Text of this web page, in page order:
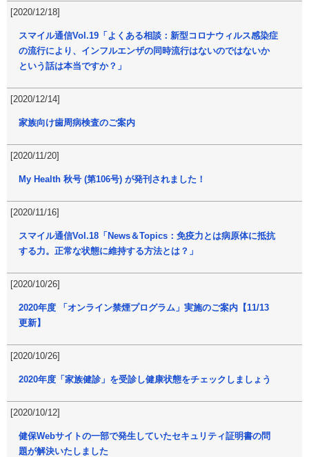
[2020/12/18]
スマイル通信Vol.19「よくある相談：新型コロナウィルス感染症
の流行により、インフルエンザの同時流行はないのではないか
という話は本当ですか？」
[2020/12/14]
家族向け歯周病検査のご案内
[2020/11/20]
My Health 秋号 (第106号) が発刊されました！
[2020/11/16]
スマイル通信Vol.18「News＆Topics：免疫力とは病原体に抵抗
する力。正常な状態に維持する方法とは？」
[2020/10/26]
2020年度 「オンライン禁煙プログラム」実施のご案内【11/13
更新】
[2020/10/26]
2020年度「家族健診」を受診し健康状態をチェックしましょう
[2020/10/12]
健保Webサイトの一部で発生していたセキュリティ証明書の問
題が解決いたしました